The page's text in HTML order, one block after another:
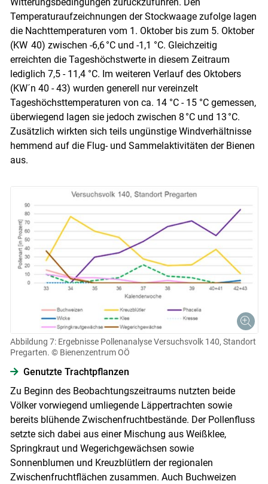
Temperaturaufzeichnungen der Stockwaage zufolge lagen
die Nachttemperaturen vom 1. Oktober bis zum 5. Oktober
(KW 40) zwischen -6,6 °C und -1,1 °C. Gleichzeitig
erreichten die Tageshöchstwerte in diesem Zeitraum
lediglich 7,5 - 11,4 °C. Im weiteren Verlauf des Oktobers
(KW´n 40 - 43) wurden generell nur vereinzelt
Tageshöchsttemperaturen von ca. 14 °C - 15 °C gemessen,
überwiegend lagen sie jedoch zwischen 8 °C und 13 °C.
Zusätzlich wirkten sich teils ungünstige Windverhältnisse
hemmend auf die Flug- und Sammelaktivitäten der Bienen
aus.
Abbildung 7: Ergebnisse Pollenanalyse Versuchsvolk 140, Standort
Pregarten. © Bienenzentrum OÖ
Genutzte Trachtpflanzen
Zu Beginn des Beobachtungszeitraums nutzten beide
Völker vorwiegend umliegende Läppertrachten sowie
bereits blühende Zwischenfruchtbestände. Der Pollenfluss
setzte sich dabei aus einer Mischung aus Weißklee,
Springkraut und Wegerichgewächsen sowie
Sonnenblumen und Kreuzblütlern der regionalen
Zwischenfruchtflächen zusammen. Auch Buchweizen